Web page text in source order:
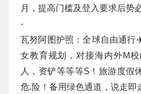
月，提高门槛及登入要求后势
-
瓦努阿图护照：全球自由通
女教育规划，对接海内外M
人，资铲等等等S！旅游度假
危.险！备用绿色通道，说走即